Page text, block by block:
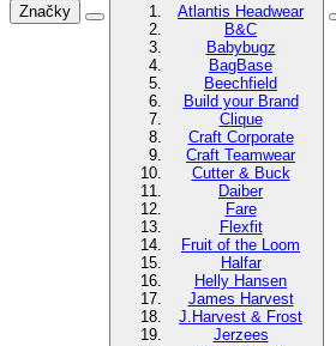
Značky
Atlantis Headwear
B&C
Babybugz
BagBase
Beechfield
Build your Brand
Clique
Craft Corporate
Craft Teamwear
Cutter & Buck
Daiber
Fare
Flexfit
Fruit of the Loom
Halfar
Helly Hansen
James Harvest
J.Harvest & Frost
Jerzees